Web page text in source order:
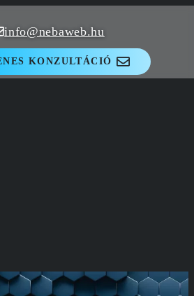
info@nebaweb.hu
KONZULTÁCIÓ